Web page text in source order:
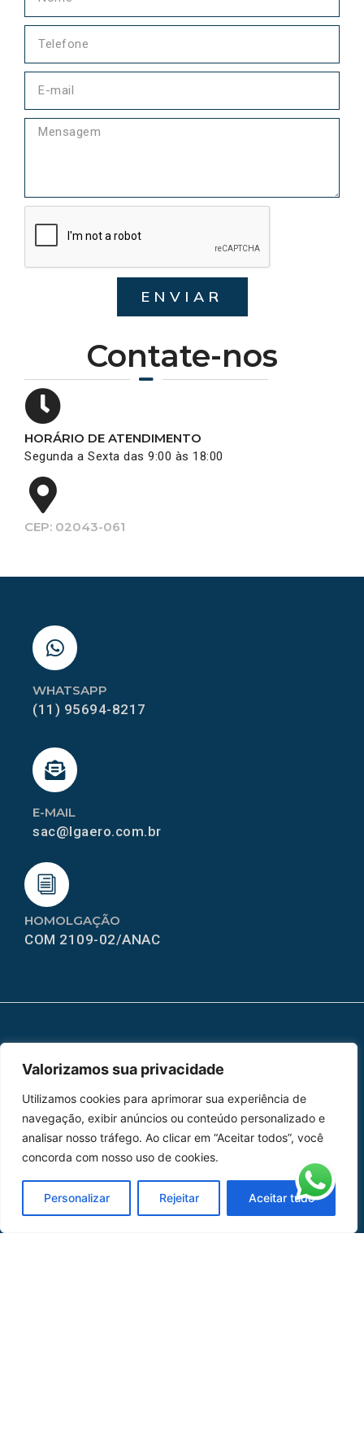
Valorizamos sua privacidade
Utilizamos cookies para aprimorar sua experiência de
navegação, exibir anúncios ou conteúdo personalizado e
analisar nosso tráfego. Ao clicar em “Aceitar todos”, você
concorda com nosso uso de cookies.
Personalizar Rejeitar Aceitar tudo
Contate-nos
HORÁRIO DE ATENDIMENTO
Segunda a Sexta das 9:00 às 18:00
CEP: 02043-061
ENVIAR
HOMOLGAÇÃO
COM 2109-02/ANAC
E-MAIL
sac@lgaero.com.br
WHATSAPP
(11) 95694-8217
Home
Peças
Catálogo de Aplicações
Oficina de Mangueiras